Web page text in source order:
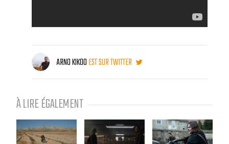
ARNO KIKOOEST SUR TWITTER
À LIRE ÉGALEMENT